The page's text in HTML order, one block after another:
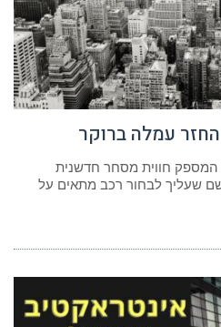
המספק חווית מסחר חדשנית
שעליך לבחור רכב מתאים על